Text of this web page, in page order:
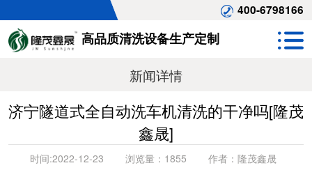
400-6798166
高品质清洗设备生产定制
新闻详情
济宁隧道式全自动洗车机清洗的干净吗[隆茂
鑫晟]
时间:2022-12-23 浏览量： 1855 作者： 隆茂鑫晟